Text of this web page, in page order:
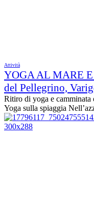
Attività
YOGA AL MARE
del Pellegrino,
Ritiro di yoga e camminata
Yoga sulla spiaggia